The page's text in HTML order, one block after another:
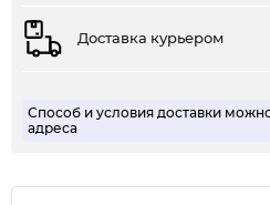
Доставка курьером
Способ и условия доставки
адреса